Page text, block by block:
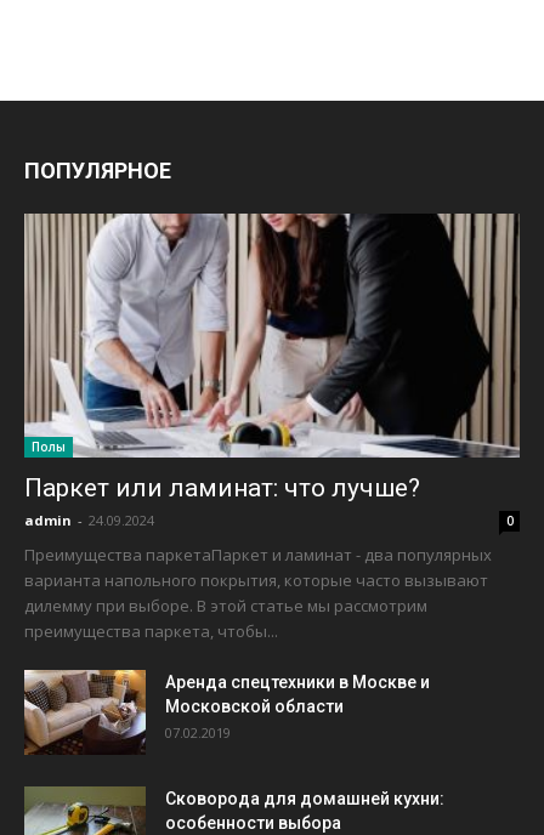
ПОПУЛЯРНОЕ
Полы
Паркет или ламинат: что лучше?
admin - 24.09.2024 0
Преимущества паркетаПаркет и ламинат - два популярных
варианта напольного покрытия, которые часто вызывают
дилемму при выборе. В этой статье мы рассмотрим
преимущества паркета, чтобы...
Аренда спецтехники в Москве и
Московской области
07.02.2019
Сковорода для домашней кухни:
особенности выбора